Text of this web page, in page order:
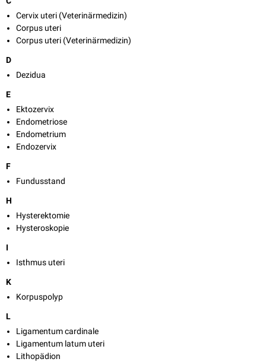
Cervix uteri (Veterinärmedizin)
Corpus uteri
Corpus uteri (Veterinärmedizin)
D
Dezidua
E
Ektozervix
Endometriose
Endometrium
Endozervix
F
Fundusstand
H
Hysterektomie
Hysteroskopie
I
Isthmus uteri
K
Korpuspolyp
L
Ligamentum cardinale
Ligamentum latum uteri
Lithopädion